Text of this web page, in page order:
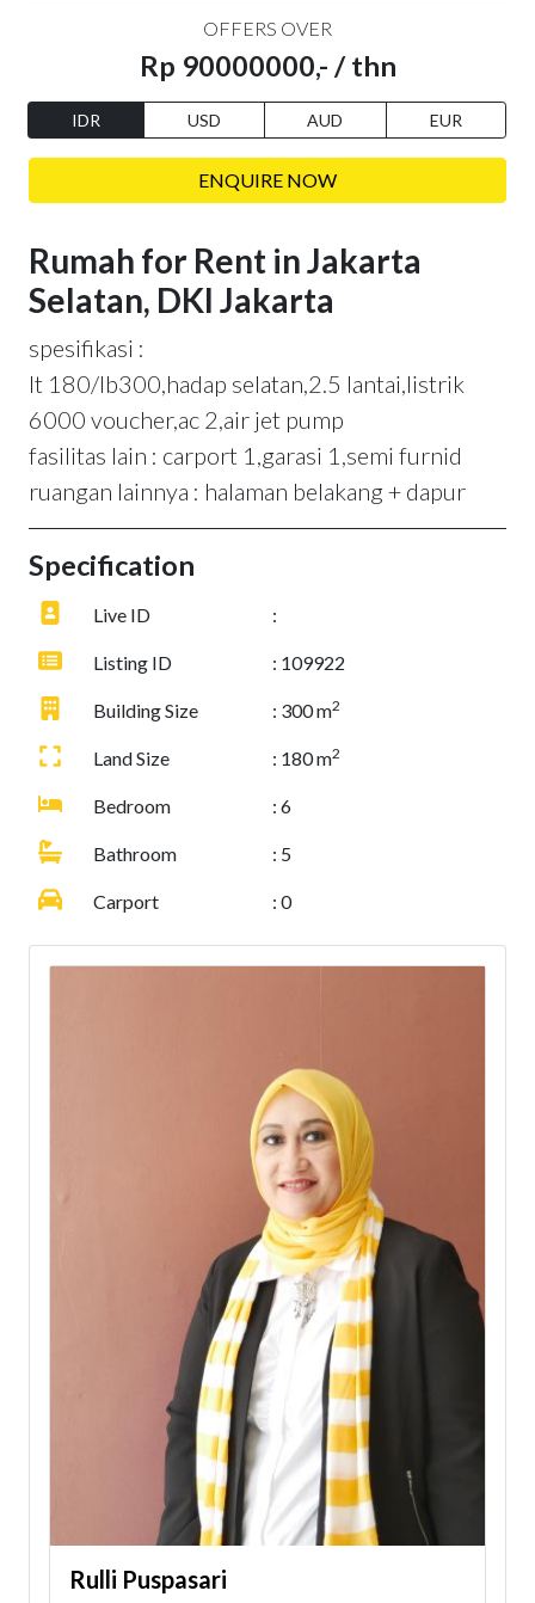
Rulli Puspasari
OFFERS OVER
Rp 90000000,- / thn
IDR USD AUD EUR
ENQUIRE NOW
Rumah for Rent in Jakarta
Selatan, DKI Jakarta
spesifikasi :
lt 180/lb300,hadap selatan,2.5 lantai,listrik
6000 voucher,ac 2,air jet pump
fasilitas lain : carport 1,garasi 1,semi furnid
ruangan lainnya : halaman belakang + dapur
Specification
Live ID :
Listing ID : 109922
Building Size : 300 m2
Land Size : 180 m2
Bedroom : 6
Bathroom : 5
Carport : 0